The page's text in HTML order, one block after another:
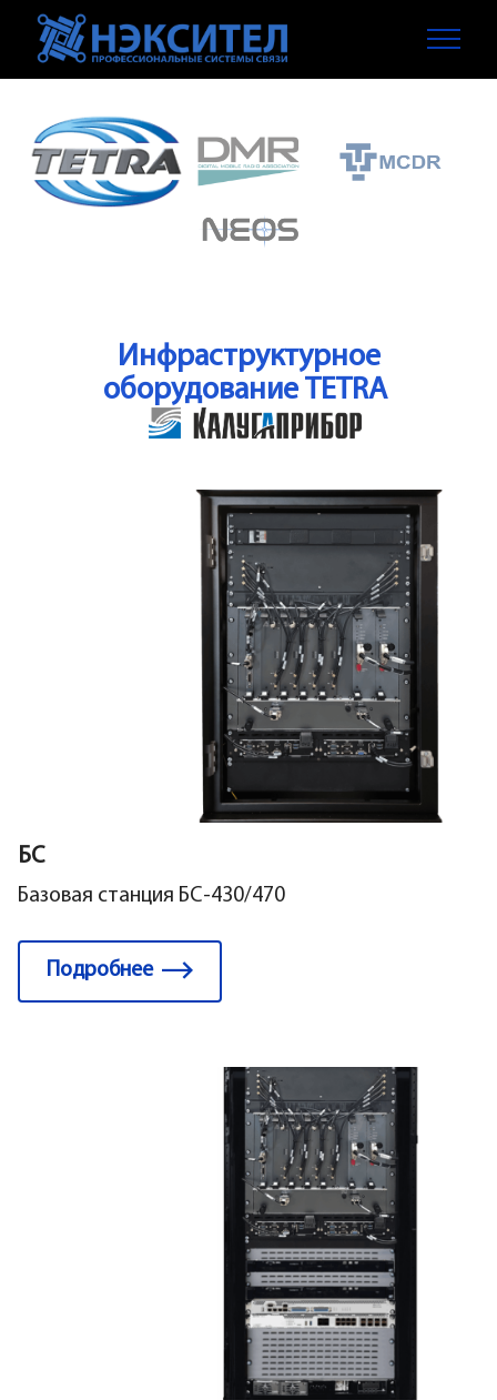
Инфраструктурное
оборудование TETRA
БС
Базовая станция БС-430/470
Подробнее